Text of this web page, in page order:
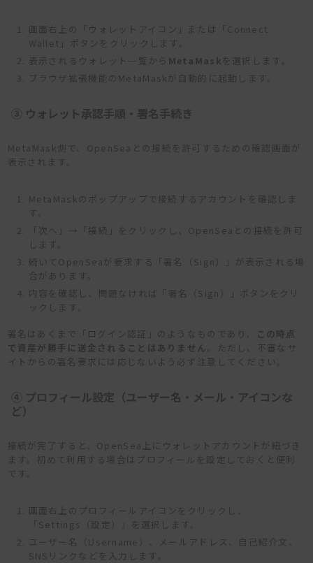
画面右上の「ウォレットアイコン」または「Connect
Wallet」ボタンをクリックします。
表示されるウォレット一覧から MetaMask を選択します。
ブラウザ拡張機能のMetaMaskが自動的に起動します。
③ ウォレット承認手順・署名手続き
MetaMask側で、OpenSeaとの接続を許可するための確認画面が
表示されます。
MetaMaskのポップアップで接続するアカウントを確認しま
す。
「次へ」→「接続」をクリックし、OpenSeaとの接続を許可
します。
続いてOpenSeaが要求する「署名（Sign）」が表示される場
合があります。
内容を確認し、問題なければ「署名（Sign）」ボタンをクリ
ックします。
署名はあくまで「ログイン認証」のようなものであり、
この時点
で資産が勝手に送金されることはありません
。ただし、不審なサ
イトからの署名要求には応じないよう必ず注意してください。
④ プロフィール設定（ユーザー名・メール・アイコンな
ど）
接続が完了すると、OpenSea上にウォレットアカウントが紐づき
ます。初めて利用する場合はプロフィールを設定しておくと便利
です。
画面右上のプロフィールアイコンをクリックし、
「Settings（設定）」を選択します。
ユーザー名（Username）、メールアドレス、自己紹介文、
SNSリンクなどを入力します。